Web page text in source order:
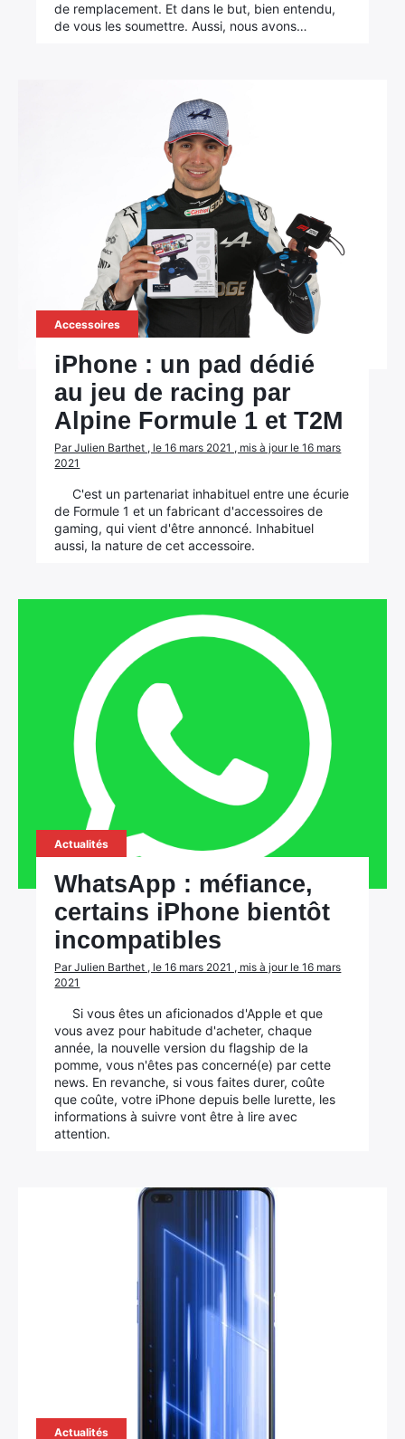
de remplacement. Et dans le but, bien entendu,
de vous les soumettre. Aussi, nous avons…
Accessoires
iPhone : un pad dédié
au jeu de racing par
Alpine Formule 1 et T2M
Par Julien Barthet , le 16 mars 2021 , mis à jour le 16 mars
2021
C'est un partenariat inhabituel entre une écurie
de Formule 1 et un fabricant d'accessoires de
gaming, qui vient d'être annoncé. Inhabituel
aussi, la nature de cet accessoire.
Actualités
WhatsApp : méfiance,
certains iPhone bientôt
incompatibles
Par Julien Barthet , le 16 mars 2021 , mis à jour le 16 mars
2021
Si vous êtes un aficionados d'Apple et que
vous avez pour habitude d'acheter, chaque
année, la nouvelle version du flagship de la
pomme, vous n'êtes pas concerné(e) par cette
news. En revanche, si vous faites durer, coûte
que coûte, votre iPhone depuis belle lurette, les
informations à suivre vont être à lire avec
attention.
Actualités